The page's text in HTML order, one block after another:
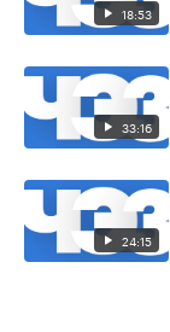
18:53
33:16
24:15